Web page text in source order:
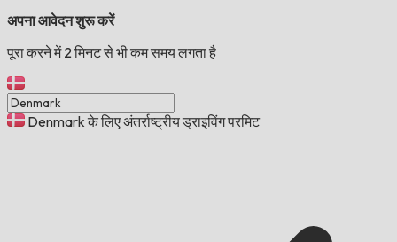
अपना आवेदन शुरू करें
पूरा करने में 2 मिनट से भी कम समय लगता है
Denmark के लिए अंतर्राष्ट्रीय ड्राइविंग परमिट